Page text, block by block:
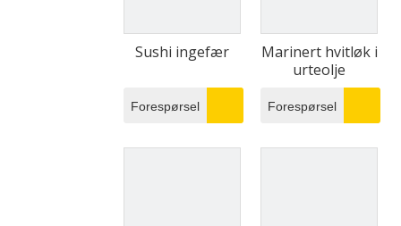
Sushi ingefær
Forespørsel
Marinert hvitløk i
urteolje
Forespørsel